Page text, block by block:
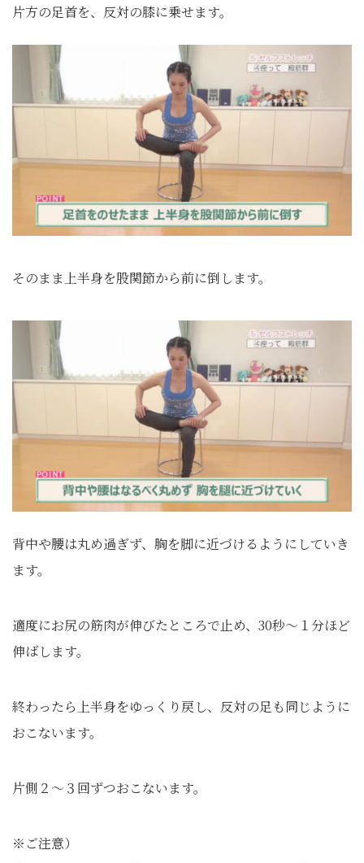
片方の足首を、反対の膝に乗せます。
そのまま上半身を股関節から前に倒します。
背中や腰は丸め過ぎず、胸を脚に近づけるようにしていき
ます。
適度にお尻の筋肉が伸びたところで止め、30秒～１分ほど
伸ばします。
終わったら上半身をゆっくり戻し、反対の足も同じように
おこないます。
片側２～３回ずつおこないます。
※ご注意）